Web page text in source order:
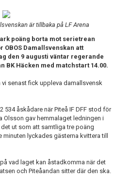
är tillbaka på LF Arena
poäng borta mot serietrean
OBOS Damallsvenskan att
den 9 augusti väntar regerande
BK Häcken med matchstart 14.00.
senast fick uppleva damallsvensk
534 åskådare när Piteå IF DFF stod för
Olsson gav hemmalaget ledningen i
ut som att samtliga tre poäng
minuten lyckades gästerna kvittera till
vad laget kan åstadkomma när det
och Piteåandan sitter där den ska.